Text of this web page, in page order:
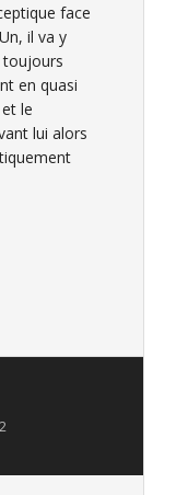
face
il va y
toujours
en quasi
le
lui alors